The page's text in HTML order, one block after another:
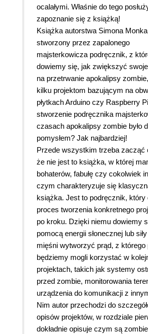
ocalałymi. Właśnie do tego
zapoznanie się z książką!
Książka autorstwa Simona
stworzony przez zapalonego
majsterkowicza podręcznik, z
dowiemy się, jak zwiększyć
na przetrwanie apokalipsy
kilku projektom bazującym na
płytkach Arduino czy Raspberry
stworzenie podręcznika
czasach apokalipsy zombie było
pomysłem? Jak najbardziej!
Przede wszystkim trzeba zacząć
że nie jest to książka, w której
bohaterów, fabułę czy cokolwiek
czym charakteryzuje się
książka. Jest to podręcznik, który
proces tworzenia konkretnego
po kroku. Dzięki niemu dowiemy
pomocą energii słonecznej lub
mięśni wytworzyć prąd, z którego
będziemy mogli korzystać w
projektach, takich jak systemy
przed zombie, monitorowania
urządzenia do komunikacji z
Nim autor przechodzi do
opisów projektów, w rozdziale
dokładnie opisuje czym są